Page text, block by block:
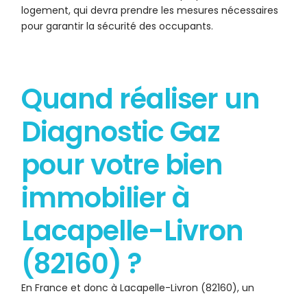
logement, qui devra prendre les mesures nécessaires
pour garantir la sécurité des occupants.
Quand réaliser un
Diagnostic Gaz
pour votre bien
immobilier à
Lacapelle-Livron
(82160) ?
En France et donc à Lacapelle-Livron (82160), un